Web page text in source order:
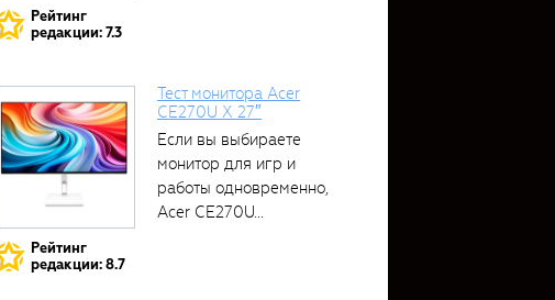
Рейтинг
редакции: 7.3
Рейтинг
редакции: 8.7
Тест монитора Acer
CE270U X 27″
Если вы выбираете
монитор для игр и
работы одновременно,
Acer CE270U...